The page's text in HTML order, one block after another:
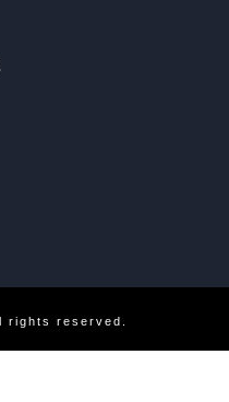
rights reserved.